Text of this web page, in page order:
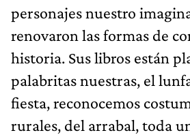
personajes nuestro
renovaron las formas de
historia. Sus libros están
palabritas nuestras, el
fiesta, reconocemos
rurales, del arrabal, toda